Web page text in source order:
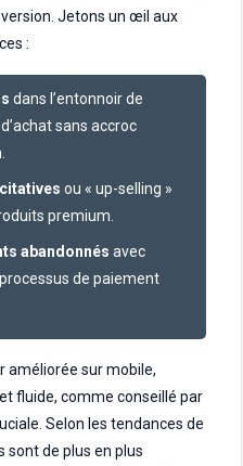
Jetons un œil aux
:
dans l’entonnoir de
sans accroc
ou « up-selling »
premium.
abandonnés avec
de paiement
améliorée sur mobile,
fluide, comme conseillé par
Selon les tendances de
sont de plus en plus